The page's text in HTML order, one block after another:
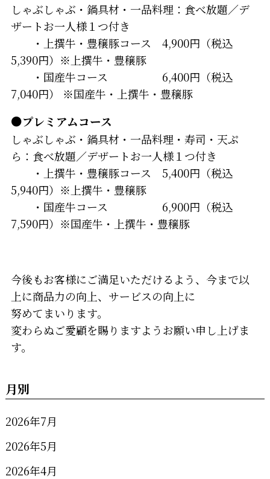
しゃぶしゃぶ・鍋具材・一品料理：食べ放題／デ
ザートお一人様１つ付き
・上撰牛・豊穣豚コース 4,900円（税込
5,390円）※上撰牛・豊穣豚
・国産牛コース 6,400円（税込
7,040円） ※国産牛・上撰牛・豊穣豚
●プレミアムコース
しゃぶしゃぶ・鍋具材・一品料理・寿司・天ぷ
ら：食べ放題／デザートお一人様１つ付き
・上撰牛・豊穣豚コース 5,400円（税込
5,940円）※上撰牛・豊穣豚
・国産牛コース 6,900円（税込
7,590円）※国産牛・上撰牛・豊穣豚
今後もお客様にご満足いただけるよう、今まで以
上に商品力の向上、サービスの向上に
努めてまいります。
変わらぬご愛顧を賜りますようお願い申し上げま
す。
月別
2026年7月
2026年5月
2026年4月